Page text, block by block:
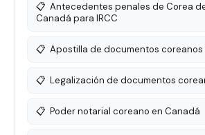
📋 Antecedentes penales de Corea
Canadá para IRCC
📋 Apostilla de documentos coreanos
📋 Legalización de documentos
📋 Poder notarial coreano en Canadá